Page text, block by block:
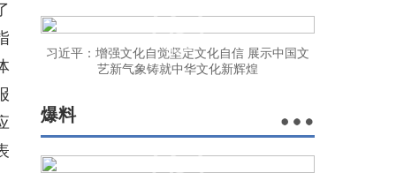
习近平：增强文化自觉坚定文化自信 展示中国文
艺新气象铸就中华文化新辉煌
爆料